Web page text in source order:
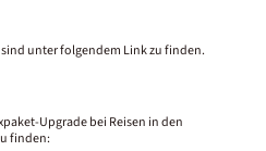
sind unter folgendem Link zu finden.
Upgrade bei Reisen in den
finden: